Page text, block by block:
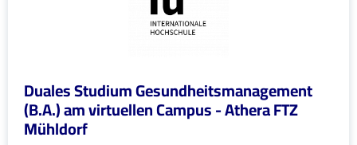
Duales Studium Gesundheitsmanagement
(B.A.) am virtuellen Campus - Athera FTZ
Mühldorf